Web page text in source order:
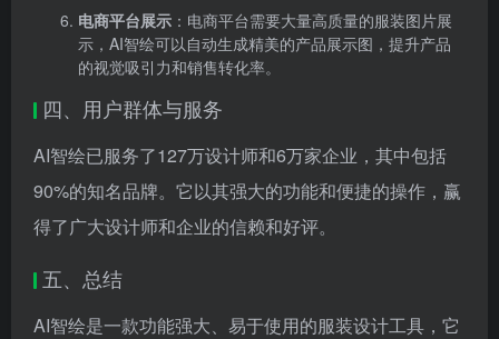
电商平台展示 ：电商平台需要大量高质量的服装图片展
示，AI智绘可以自动生成精美的产品展示图，提升产品
的视觉吸引力和销售转化率。
四、用户群体与服务
AI智绘已服务了127万设计师和6万家企业，其中包括
90%的知名品牌。它以其强大的功能和便捷的操作，赢
得了广大设计师和企业的信赖和好评。
五、总结
AI智绘是一款功能强大、易于使用的服装设计工具，它